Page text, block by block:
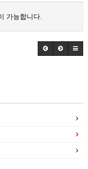
가능합니다.